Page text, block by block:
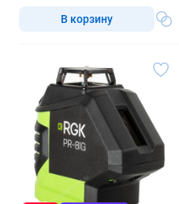
В корзину